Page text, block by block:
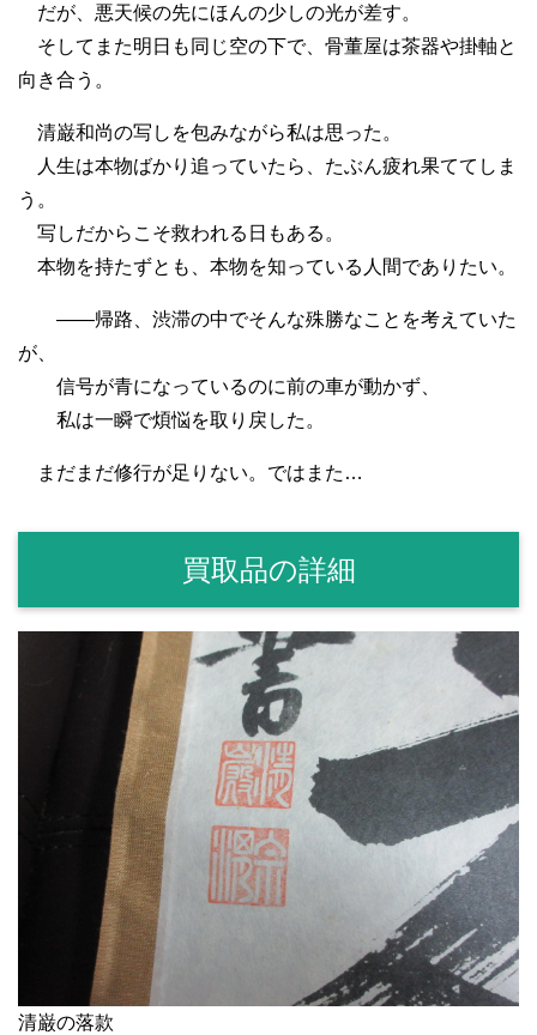
だが、悪天候の先にほんの少しの光が差す。
そしてまた明日も同じ空の下で、骨董屋は茶器や掛軸と
向き合う。
清巌和尚の写しを包みながら私は思った。
人生は本物ばかり追っていたら、たぶん疲れ果ててしま
う。
写しだからこそ救われる日もある。
本物を持たずとも、本物を知っている人間でありたい。
――帰路、渋滞の中でそんな殊勝なことを考えていた
が、
信号が青になっているのに前の車が動かず、
私は一瞬で煩悩を取り戻した。
まだまだ修行が足りない。ではまた…
買取品の詳細
清巌の落款